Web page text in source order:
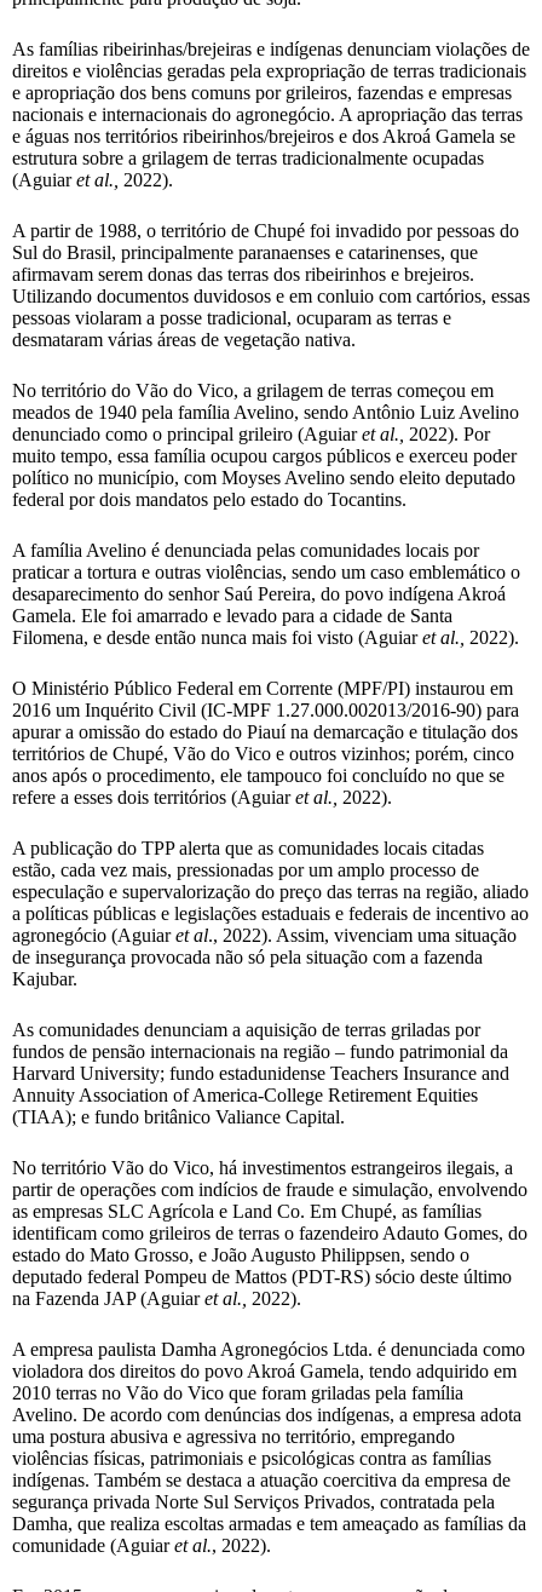
As famílias ribeirinhas/brejeiras e indígenas denunciam violações de
direitos e violências geradas pela expropriação de terras tradicionais
e apropriação dos bens comuns por grileiros, fazendas e empresas
nacionais e internacionais do agronegócio. A apropriação das terras
e águas nos territórios ribeirinhos/brejeiros e dos Akroá Gamela se
estrutura sobre a grilagem de terras tradicionalmente ocupadas
(Aguiaret al., 2022).
A partir de 1988, o território de Chupé foi invadido por pessoas do
Sul do Brasil, principalmente paranaenses e catarinenses, que
afirmavam serem donas das terras dos ribeirinhos e brejeiros.
Utilizando documentos duvidosos e em conluio com cartórios, essas
pessoas violaram a posse tradicional, ocuparam as terras e
desmataram várias áreas de vegetação nativa.
No território do Vão do Vico, a grilagem de terras começou em
meados de 1940 pela família Avelino, sendo Antônio Luiz Avelino
denunciado como o principal grileiro (Aguiaret al., 2022). Por
muito tempo, essa família ocupou cargos públicos e exerceu poder
político no município, com Moyses Avelino sendo eleito deputado
federal por dois mandatos pelo estado do Tocantins.
A família Avelino é denunciada pelas comunidades locais por
praticar a tortura e outras violências, sendo um caso emblemático o
desaparecimento do senhor Saú Pereira, do povo indígena Akroá
Gamela. Ele foi amarrado e levado para a cidade de Santa
Filomena, e desde então nunca mais foi visto (Aguiaret al., 2022).
O Ministério Público Federal em Corrente (MPF/PI) instaurou em
2016 um Inquérito Civil (IC-MPF 1.27.000.002013/2016-90) para
apurar a omissão do estado do Piauí na demarcação e titulação dos
territórios de Chupé, Vão do Vico e outros vizinhos; porém, cinco
anos após o procedimento, ele tampouco foi concluído no que se
refere a esses dois territórios (Aguiaret al., 2022).
A publicação do TPP alerta que as comunidades locais citadas
estão, cada vez mais, pressionadas por um amplo processo de
especulação e supervalorização do preço das terras na região, aliado
a políticas públicas e legislações estaduais e federais de incentivo ao
agronegócio (Aguiaret al., 2022). Assim, vivenciam uma situação
de insegurança provocada não só pela situação com a fazenda
Kajubar.
As comunidades denunciam a aquisição de terras griladas por
fundos de pensão internacionais na região – fundo patrimonial da
Harvard University; fundo estadunidense Teachers Insurance and
Annuity Association of America-College Retirement Equities
(TIAA); e fundo britânico Valiance Capital.
No território Vão do Vico, há investimentos estrangeiros ilegais, a
partir de operações com indícios de fraude e simulação, envolvendo
as empresas SLC Agrícola e Land Co. Em Chupé, as famílias
identificam como grileiros de terras o fazendeiro Adauto Gomes, do
estado do Mato Grosso, e João Augusto Philippsen, sendo o
deputado federal Pompeu de Mattos (PDT-RS) sócio deste último
na Fazenda JAP (Aguiaret al., 2022).
A empresa paulista Damha Agronegócios Ltda. é denunciada como
violadora dos direitos do povo Akroá Gamela, tendo adquirido em
2010 terras no Vão do Vico que foram griladas pela família
Avelino. De acordo com denúncias dos indígenas, a empresa adota
uma postura abusiva e agressiva no território, empregando
violências físicas, patrimoniais e psicológicas contra as famílias
indígenas. Também se destaca a atuação coercitiva da empresa de
segurança privada Norte Sul Serviços Privados, contratada pela
Damha, que realiza escoltas armadas e tem ameaçado as famílias da
comunidade (Aguiaret al., 2022).